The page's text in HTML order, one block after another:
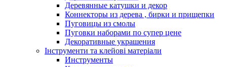
Деревянные катушки и декор
Коннекторы из дерева , бирки и прищепки
Пуговицы из смолы
Пуговки наборами по супер цене
Декоративные украшения
Інструменти та клейові матеріали
Инструменты